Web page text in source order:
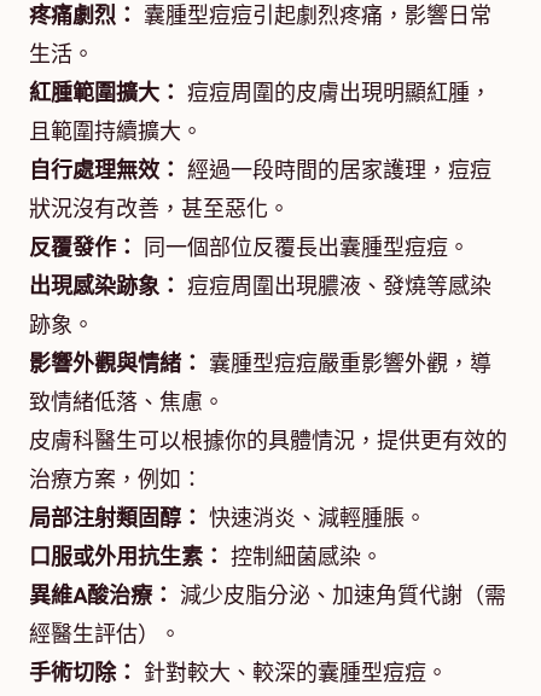
疼痛劇烈： 囊腫型痘痘引起劇烈疼痛，影響日常
生活。
紅腫範圍擴大： 痘痘周圍的皮膚出現明顯紅腫，
且範圍持續擴大。
自行處理無效： 經過一段時間的居家護理，痘痘
狀況沒有改善，甚至惡化。
反覆發作： 同一個部位反覆長出囊腫型痘痘。
出現感染跡象： 痘痘周圍出現膿液、發燒等感染
跡象。
影響外觀與情緒： 囊腫型痘痘嚴重影響外觀，導
致情緒低落、焦慮。
皮膚科醫生可以根據你的具體情況，提供更有效的
治療方案，例如：
局部注射類固醇： 快速消炎、減輕腫脹。
口服或外用抗生素： 控制細菌感染。
異維A酸治療： 減少皮脂分泌、加速角質代謝（需
經醫生評估）。
手術切除： 針對較大、較深的囊腫型痘痘。